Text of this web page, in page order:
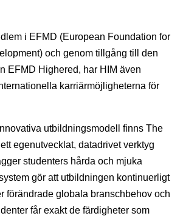
i EFMD (European Foundation for
och genom tillgång till den
EFMD Highered, har HIM även
karriärmöjligheterna för
utbildningsmodell finns The
egenutvecklat, datadrivet verktyg
studenters hårda och mjuka
gör att utbildningen kontinuerligt
förändrade globala branschbehov och
får exakt de färdigheter som